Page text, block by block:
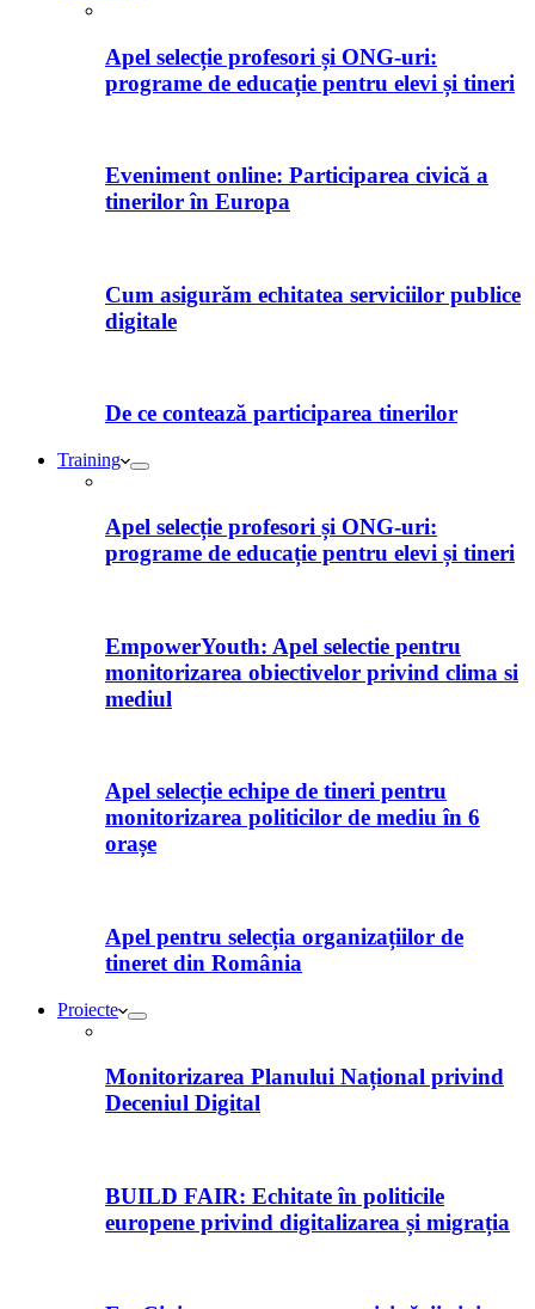
Apel selecție profesori și ONG-uri:
programe de educație pentru elevi și tineri
Eveniment online: Participarea civică a
tinerilor în Europa
Cum asigurăm echitatea serviciilor publice
digitale
De ce contează participarea tinerilor
Training
Apel selecție profesori și ONG-uri:
programe de educație pentru elevi și tineri
EmpowerYouth: Apel selectie pentru
monitorizarea obiectivelor privind clima si
mediul
Apel selecție echipe de tineri pentru
monitorizarea politicilor de mediu în 6
orașe
Apel pentru selecția organizațiilor de
tineret din România
Proiecte
Monitorizarea Planului Național privind
Deceniul Digital
BUILD FAIR: Echitate în politicile
europene privind digitalizarea și migrația